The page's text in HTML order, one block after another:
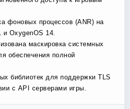
фоновых процессов (ANR) на
и OxygenOS 14.
маскировка системных
обеспечения полной
библиотек для поддержки TLS
с API серверами игры.